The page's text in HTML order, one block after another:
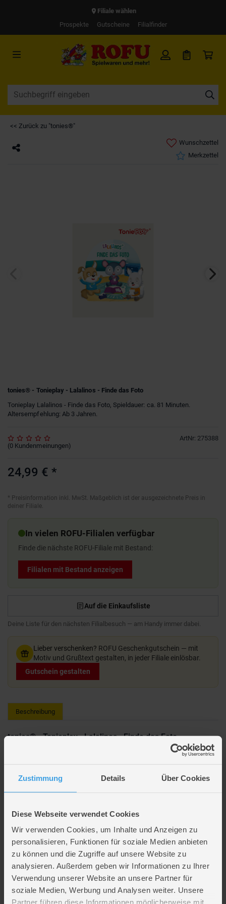
Zustimmung Details Über Cookies
Diese Webseite verwendet Cookies
Wir verwenden Cookies, um Inhalte und Anzeigen zu
personalisieren, Funktionen für soziale Medien anbieten
zu können und die Zugriffe auf unsere Website zu
analysieren. Außerdem geben wir Informationen zu Ihrer
Verwendung unserer Website an unsere Partner für
soziale Medien, Werbung und Analysen weiter. Unsere
Partner führen diese Informationen möglicherweise mit
Filiale wählen
Prospekte
Gutscheine Filialfinder
<< Zurück zu "tonies®"
Wunschzettel
Merkzettel
tonies® - Tonieplay - Lalalinos - Finde das Foto
Tonieplay Lalalinos - Finde das Foto, Spieldauer: ca. 81 Minuten.
Altersempfehlung: Ab 3 Jahren.
ArtNr: 275388
(0 Kundenmeinungen)
24,99 € *
* Preisinformation inkl. MwSt. Maßgeblich ist der ausgezeichnete Preis in
deiner Filiale.
In vielen ROFU-Filialen verfügbar
Finde die nächste ROFU-Filiale mit Bestand:
Filialen mit Bestand anzeigen
Auf die Einkaufsliste
Deine Liste für den nächsten Filialbesuch — am Handy immer dabei.
Lieber verschenken? ROFU Geschenkgutschein — mit
Motiv und Grußtext gestalten, in jeder Filiale einlösbar.
Gutschein gestalten
Beschreibung
tonies® - Tonieplay - Lalalinos - Finde das Foto
Lalalinos blättern, verborgene Schätze entdecken und dabei spannende
Lieferumfang
Artikelmerkmale
Farbe
multicolor